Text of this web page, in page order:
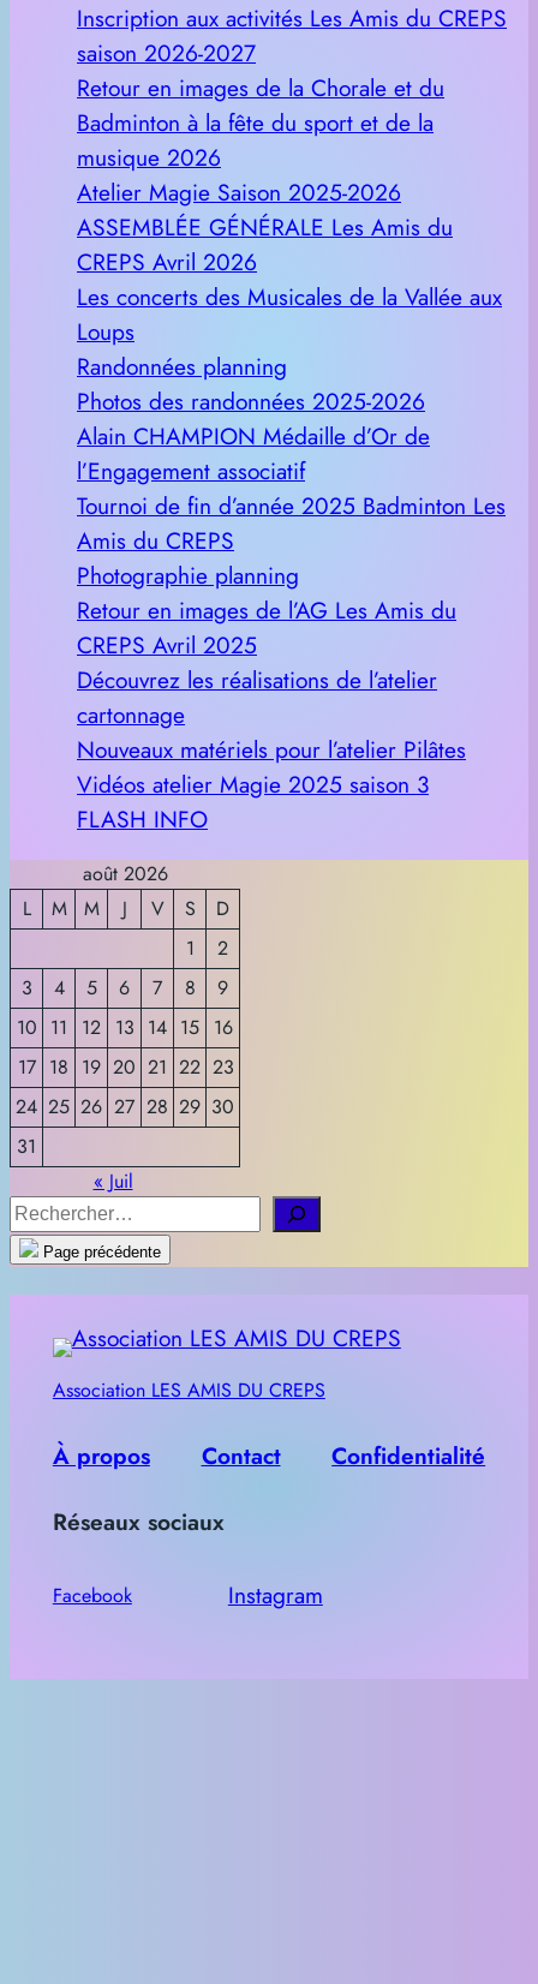
Inscription aux activités Les Amis du CREPS
saison 2026-2027
Retour en images de la Chorale et du
Badminton à la fête du sport et de la
musique 2026
Atelier Magie Saison 2025-2026
ASSEMBLÉE GÉNÉRALE Les Amis du
CREPS Avril 2026
Les concerts des Musicales de la Vallée aux
Loups
Randonnées planning
Photos des randonnées 2025-2026
Alain CHAMPION Médaille d’Or de
l’Engagement associatif
Tournoi de fin d’année 2025 Badminton Les
Amis du CREPS
Photographie planning
Retour en images de l’AG Les Amis du
CREPS Avril 2025
Découvrez les réalisations de l’atelier
cartonnage
Nouveaux matériels pour l’atelier Pilâtes
Vidéos atelier Magie 2025 saison 3
FLASH INFO
août 2026
L
M M J V S
D
1
2
3
4 5 6 7 8
9
10 11 12 13 14 15 16
17 18 19 20 21 22 23
24 25 26 27 28 29 30
31
« Juil
R
e
Page précédente
Association LES AMIS DU CREPS
À propos Contact
Confidentialité
Réseaux sociaux
Facebook Instagram